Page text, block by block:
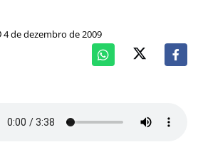
4 de dezembro de 2009